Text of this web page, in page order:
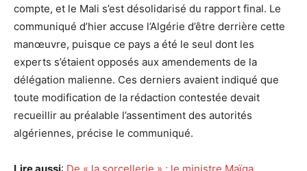
compte, et le Mali s’est désolidarisé du rapport final. Le
communiqué d’hier accuse l’Algérie d’être derrière cette
manœuvre, puisque ce pays a été le seul dont les
experts s’étaient opposés aux amendements de la
délégation malienne. Ces derniers avaient indiqué que
toute modification de la rédaction contestée devait
recueillir au préalable l’assentiment des autorités
algériennes, précise le communiqué.